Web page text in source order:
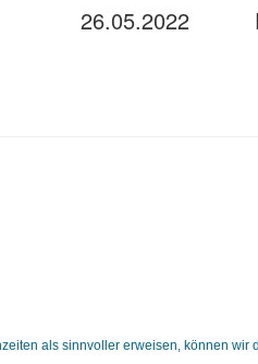
26.05.2022
als sinnvoller erweisen, können wir